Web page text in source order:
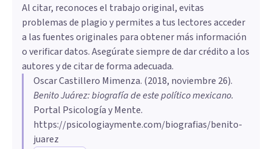
Al citar, reconoces el trabajo original, evitas
problemas de plagio y permites a tus lectores acceder
a las fuentes originales para obtener más información
o verificar datos. Asegúrate siempre de dar crédito a los
autores y de citar de forma adecuada.
Oscar Castillero Mimenza. (2018, noviembre 26).
Benito Juárez: biografía de este político mexicano.
Portal Psicología y Mente.
https://psicologiaymente.com/biografias/benito-
juarez